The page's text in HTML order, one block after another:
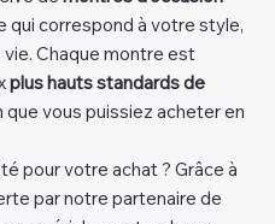
qui correspond à votre style,
Chaque montre est
plus hauts standards de
que vous puissiez acheter en
pour votre achat ? Grâce à
par notre partenaire de